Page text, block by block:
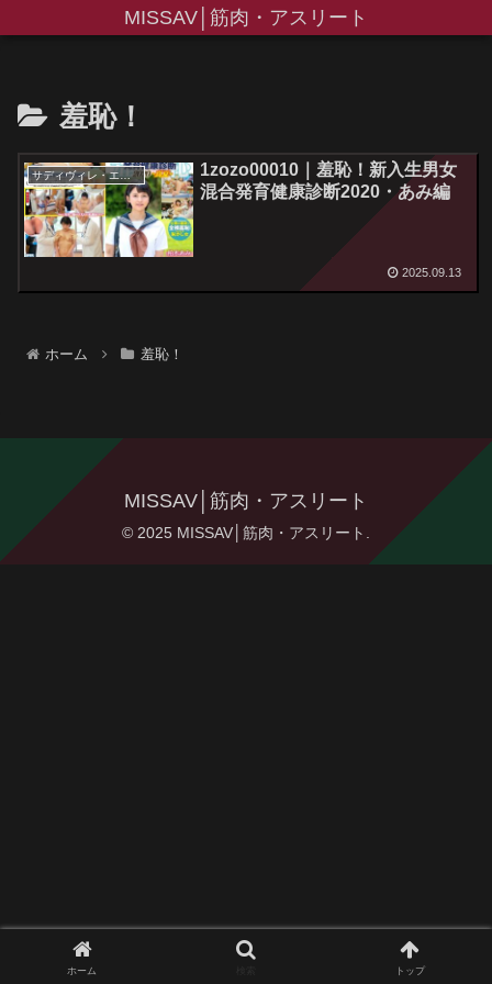
MISSAV│筋肉・アスリート
羞恥！
サディヴィレ・エモーション
1zozo00010｜羞恥！新入生男女
混合発育健康診断2020・あみ編
2025.09.13
ホーム 羞恥！
MISSAV│筋肉・アスリート
© 2025 MISSAV│筋肉・アスリート.
ホーム トップ